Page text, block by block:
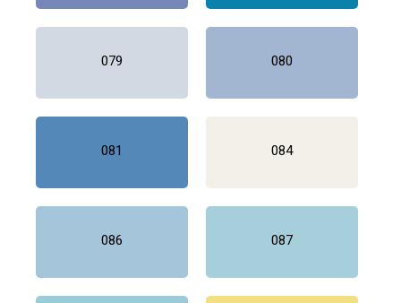
079 080
081 084
086 087